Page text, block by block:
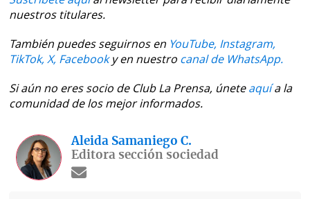
nuestros titulares.
También puedes seguirnos en YouTube, Instagram,
TikTok, X, Facebooky en nuestro canal de WhatsApp.
Si aún no eres socio de Club La Prensa, úneteaquía la
comunidad de los mejor informados.
Aleida Samaniego C.
Editora sección sociedad